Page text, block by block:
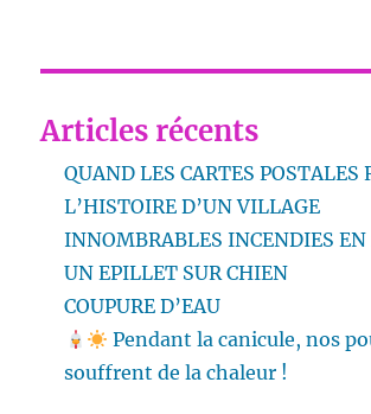
Articles récents
QUAND LES CARTES POSTALES
L’HISTOIRE D’UN VILLAGE
INNOMBRABLES INCENDIES
UN EPILLET SUR CHIEN
COUPURE D’EAU
Pendant la canicule, nos
souffrent de la chaleur !